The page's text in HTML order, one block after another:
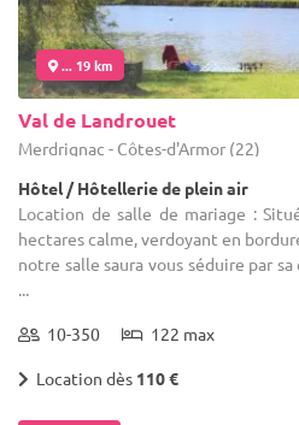
... 19 km
Val de Landrouet
Merdrignac - Côtes-d'Armor (22)
Hôtel / Hôtellerie de plein air
Location de salle de mariage :
hectares calme, verdoyant en
notre salle saura vous séduire par
...
10-350 122 max
Location dès 110 €